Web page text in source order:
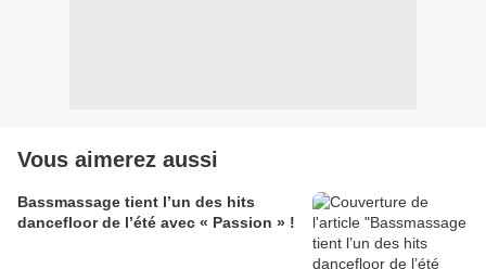
Vous aimerez aussi
Bassmassage tient l’un des hits
dancefloor de l’été avec « Passion » !